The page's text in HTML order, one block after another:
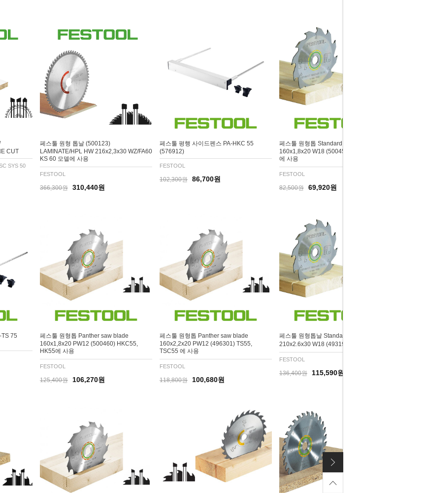
CUT
SYS 50
페스툴 원형 톱날 (500123)
LAMINATE/HPL HW 216x2,3x30 WZ/FA60
KS 60 모델에 사용
FESTOOL
366,300원 310,440원
페스툴 평행 사이드펜스 PA-HKC 55
(576912)
FESTOOL
102,300원 86,700원
페스툴 원형톱 Standard saw blade
160x1,8x20 W18 (500458) HKC55, HK55
에 사용
FESTOOL
82,500원 69,920원
75
페스툴 원형톱 Panther saw blade
160x1,8x20 PW12 (500460) HKC55,
HK55에 사용
FESTOOL
125,400원 106,270원
페스툴 원형톱 Panther saw blade
160x2,2x20 PW12 (496301) TS55,
TSC55 에 사용
FESTOOL
118,800원 100,680원
페스툴 원형톱날 Standard saw blade
210x2.6x30 W18 (493197) TS75에 사용
FESTOOL
136,400원 115,590원